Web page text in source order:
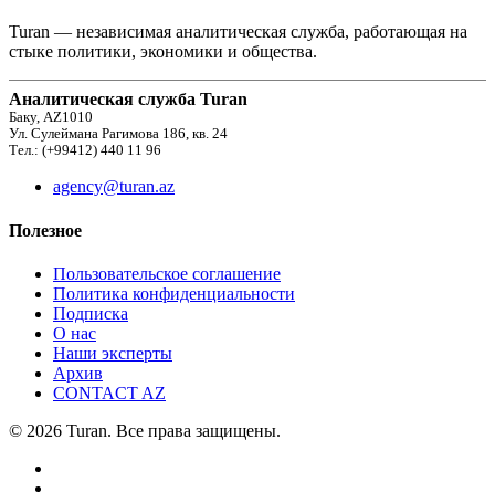
Turan — независимая аналитическая служба, работающая на
стыке политики, экономики и общества.
Аналитическая служба Turan
Баку, AZ1010
Ул. Сулеймана Рагимова 186, кв. 24
Тел.: (+99412) 440 11 96
agency@turan.az
Полезное
Пользовательское соглашение
Политика конфиденциальности
Подписка
О нас
Наши эксперты
Архив
CONTACT AZ
© 2026 Turan. Все права защищены.